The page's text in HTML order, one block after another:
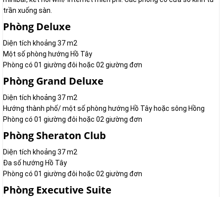
trần xuống sàn.
Phòng Deluxe
Diện tích khoảng 37 m2
Một số phòng hướng Hồ Tây
Phòng có 01 giường đôi hoặc 02 giường đơn
Phòng Grand Deluxe
Diện tích khoảng 37 m2
Hướng thành phố/ một số phòng hướng Hồ Tây hoặc sông Hồng
Phòng có 01 giường đôi hoặc 02 giường đơn
Phòng Sheraton Club
Diện tích khoảng 37 m2
Đa số hướng Hồ Tây
Phòng có 01 giường đôi hoặc 02 giường đơn
Phòng Executive Suite